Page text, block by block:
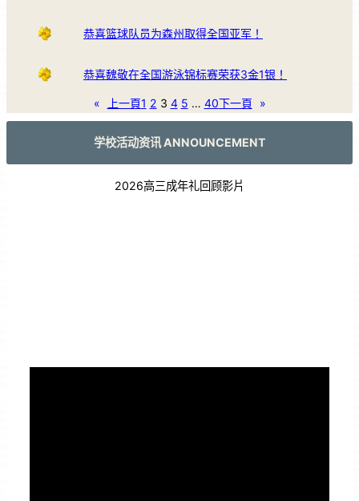
恭喜篮球队员为森州取得全国亚军！
恭喜魏敬在全国游泳锦标赛荣获3金1银！
« 上一頁1 2 3 4 5 … 40下一頁 »
学校活动资讯 ANNOUNCEMENT
2026高三成年礼回顾影片